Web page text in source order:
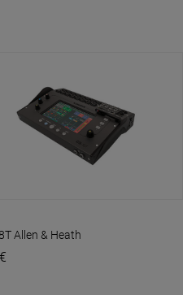
Allen & Heath